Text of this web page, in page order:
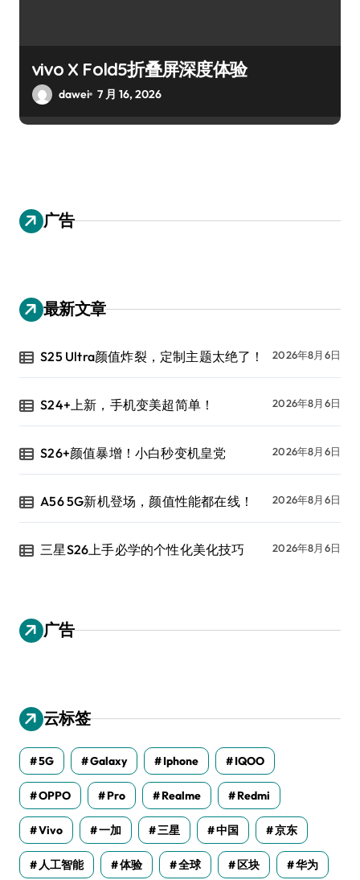
vivo X Fold5折叠屏深度体验
dawei 7 月 16, 2026
广告
最新文章
S25 Ultra颜值炸裂，定制主题太绝了！ 2026年8月6日
S24+上新，手机变美超简单！ 2026年8月6日
S26+颜值暴增！小白秒变机皇党 2026年8月6日
A56 5G新机登场，颜值性能都在线！ 2026年8月6日
三星S26上手必学的个性化美化技巧 2026年8月6日
广告
云标签
5G Galaxy Iphone IQOO
OPPO Pro Realme Redmi
Vivo 一加 三星 中国 京东
人工智能 体验 全球 区块 华为